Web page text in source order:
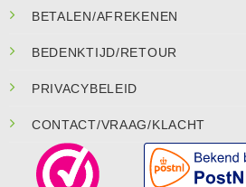
BETALEN/AFREKENEN
BEDENKTIJD/RETOUR
PRIVACYBELEID
CONTACT/VRAAG/KLACHT